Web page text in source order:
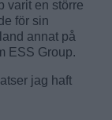
varit en större
för sin
annat på
ESS Group.
jag haft